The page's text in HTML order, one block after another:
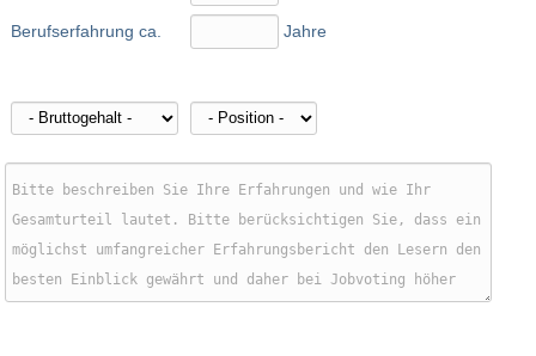
Berufserfahrung ca. Jahre